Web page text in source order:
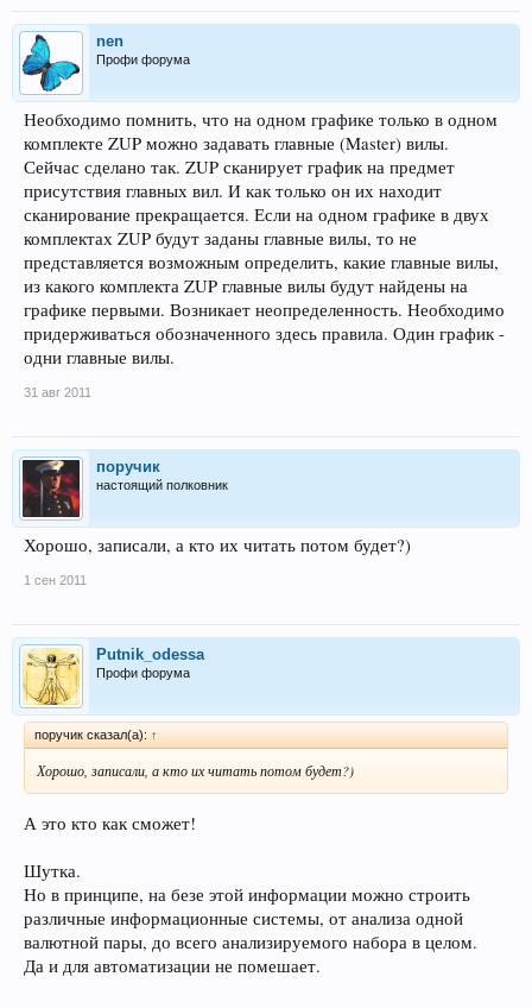
nen
Профи форума
Необходимо помнить, что на одном графике только в одном
комплекте ZUP можно задавать главные (Master) вилы.
Сейчас сделано так. ZUP сканирует график на предмет
присутствия главных вил. И как только он их находит
сканирование прекращается. Если на одном графике в двух
комплектах ZUP будут заданы главные вилы, то не
представляется возможным определить, какие главные вилы,
из какого комплекта ZUP главные вилы будут найдены на
графике первыми. Возникает неопределенность. Необходимо
придерживаться обозначенного здесь правила. Один график -
одни главные вилы.
31 авг 2011
поручик
настоящий полковник
Хорошо, записали, а кто их читать потом будет?)
1 сен 2011
Putnik_odessa
Профи форума
поручик сказал(а): ↑
Хорошо, записали, а кто их читать потом будет?)
А это кто как сможет!
Шутка.
Но в принципе, на безе этой информации можно строить
различные информационные системы, от анализа одной
валютной пары, до всего анализируемого набора в целом.
Да и для автоматизации не помешает.